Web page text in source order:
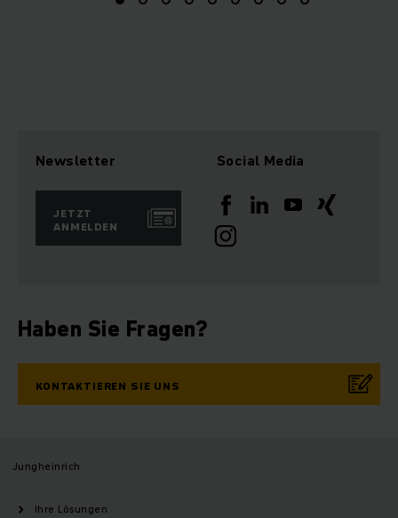
Newsletter
JETZT
ANMELDEN
Social Media
Haben Sie Fragen?
KONTAKTIEREN SIE UNS
Jungheinrich
Ihre Lösungen